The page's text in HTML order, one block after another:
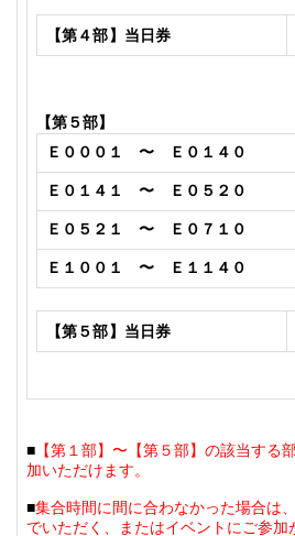
【第４部】当日券
【第５部】
Ｅ０００１ 〜 Ｅ０１４０
Ｅ０１４１ 〜 Ｅ０５２０
Ｅ０５２１ 〜 Ｅ０７１０
Ｅ１００１ 〜 Ｅ１１４０
【第５部】当日券
■ 【第１部】〜【第５部】の該当する
加いただけます。
■集合時間に間に合わなかった場合は
でいただく、またはイベントにご参